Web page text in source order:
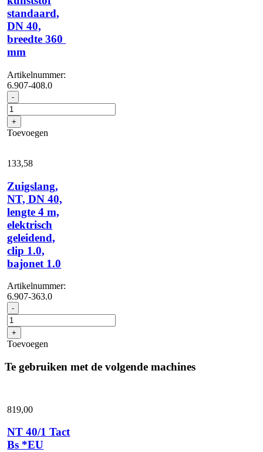
standaard,
DN 40,
breedte 360 ​​
mm
Artikelnummer:
6.907-408.0
- Mondstuk
voor
nat/droog
vloeren,
kunststof
DN
40,
breedte
360
​​
mm
aantal
+
Toevoegen
133,58
Zuigslang,
NT, DN 40,
lengte 4 m,
elektrisch
geleidend,
clip 1.0,
bajonet 1.0
Artikelnummer:
6.907-363.0
- Zuigslang,
NT,
DN
40,
lengte
m,
1.0,
1.0
aantal
+
Toevoegen
Te gebruiken met de volgende machines
819,00
NT 40/1 Tact
Bs *EU